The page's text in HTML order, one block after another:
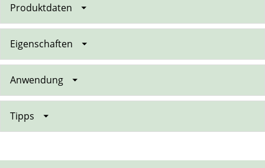
Produktdaten
Eigenschaften
Anwendung
Tipps